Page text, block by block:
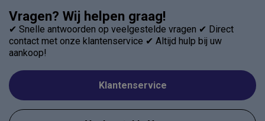
Vragen? Wij helpen graag!
✔ Snelle antwoorden op veelgestelde vragen ✔ Direct
contact met onze klantenservice ✔ Altijd hulp bij uw
aankoop!
Klantenservice